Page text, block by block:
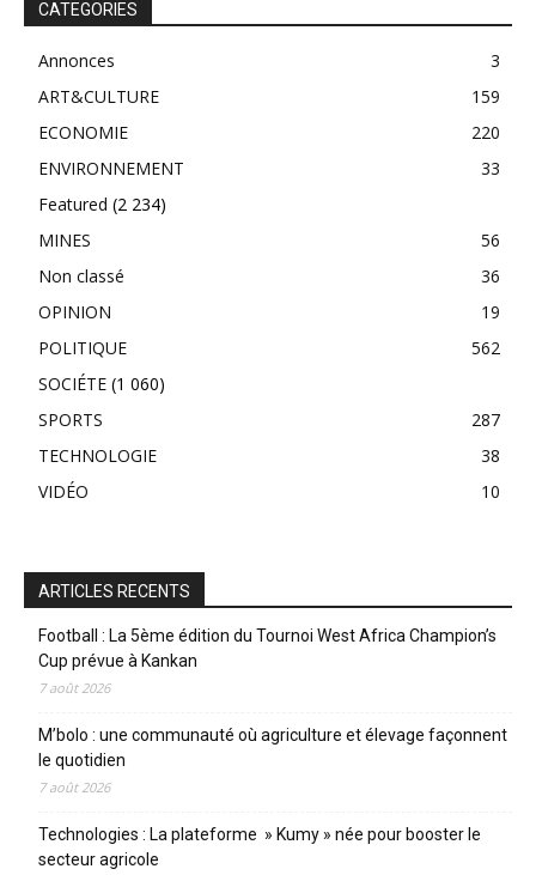
CATEGORIES
Annonces
3
ART&CULTURE
159
ECONOMIE
220
ENVIRONNEMENT
33
Featured (2 234)
MINES
56
Non classé
36
OPINION
19
POLITIQUE
562
SOCIÉTE (1 060)
SPORTS
287
TECHNOLOGIE
38
VIDÉO
10
ARTICLES RECENTS
Football : La 5ème édition du Tournoi West Africa Champion’s
Cup prévue à Kankan
7 août 2026
M’bolo : une communauté où agriculture et élevage façonnent
le quotidien
7 août 2026
Technologies : La plateforme » Kumy » née pour booster le
secteur agricole